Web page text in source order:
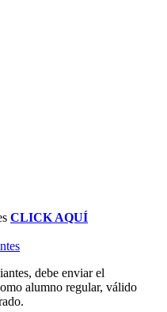
CLICK AQUÍ
debe enviar el
alumno regular, válido